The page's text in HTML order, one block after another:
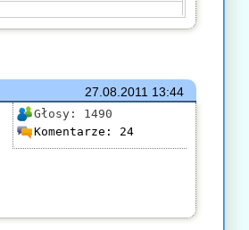
27.08.2011 13:44
Głosy: 1490
Komentarze: 24